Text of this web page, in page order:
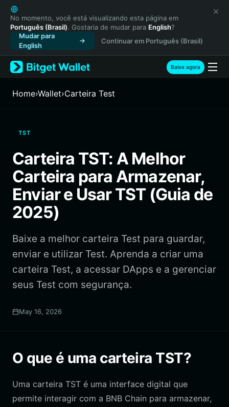
English
日本語
Tiếng Việt
Русский
Español (Latinoamérica)
Türkçe
Français
繁體中文
Bahasa Indonesia
ภาษาไทย
हिन्दी
Español
Português (Brasil)
No momento, você está visualizando esta página em
Português (Brasil). Gostaria de mudar para English?
Mudar para
English
Continuar em Português (Brasil)
Baixe agora
Home›Wallet›Carteira Test
TST
Carteira TST: A Melhor
Carteira para Armazenar,
Enviar e Usar TST (Guia de
2025)
Baixe a melhor carteira Test para guardar,
enviar e utilizar Test. Aprenda a criar uma
carteira Test, a acessar DApps e a gerenciar
seus Test com segurança.
May 16, 2026
O que é uma carteira TST?
Uma carteira TST é uma interface digital que
permite interagir com a BNB Chain para armazenar,